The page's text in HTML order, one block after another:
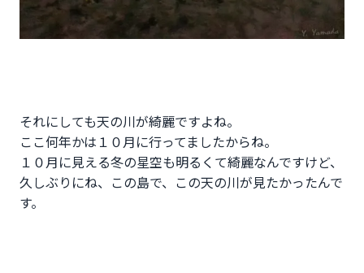
それにしても天の川が綺麗ですよね。
ここ何年かは１０月に行ってましたからね。
１０月に見える冬の星空も明るくて綺麗なんですけど、
久しぶりにね、この島で、この天の川が見たかったんで
す。